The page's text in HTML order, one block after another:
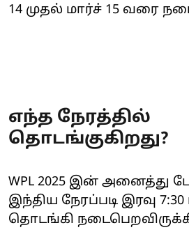
14 முதல் மார்ச் 15 வரை
எந்த நேரத்தில்
தொடங்குகிறது?
WPL 2025 இன் அனைத்து
இந்திய நேரப்படி இரவு
தொடங்கி